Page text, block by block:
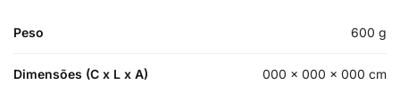
Peso 600 g
Dimensões (C x L x A) 000 × 000 × 000 cm